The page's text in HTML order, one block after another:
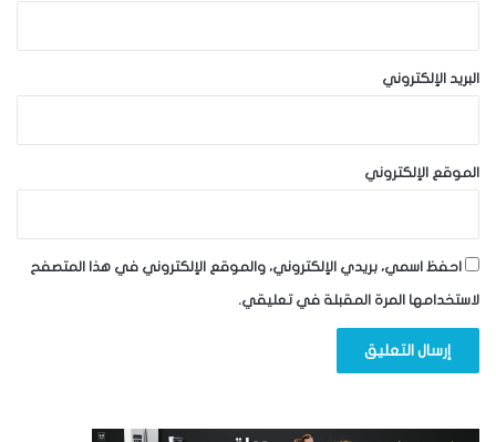
البريد الإلكتروني
الموقع الإلكتروني
احفظ اسمي، بريدي الإلكتروني، والموقع الإلكتروني في هذا المتصفح
لاستخدامها المرة المقبلة في تعليقي.